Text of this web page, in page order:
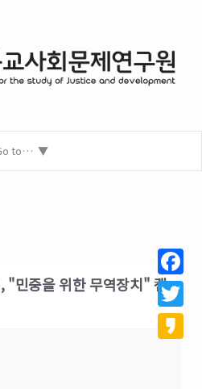
to…
"민중을 위한 무역장치" 캠
Twitter